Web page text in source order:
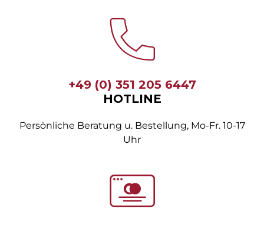
+49 (0) 351 205 6447
HOTLINE
Persönliche Beratung u. Bestellung, Mo-Fr. 10-17
Uhr